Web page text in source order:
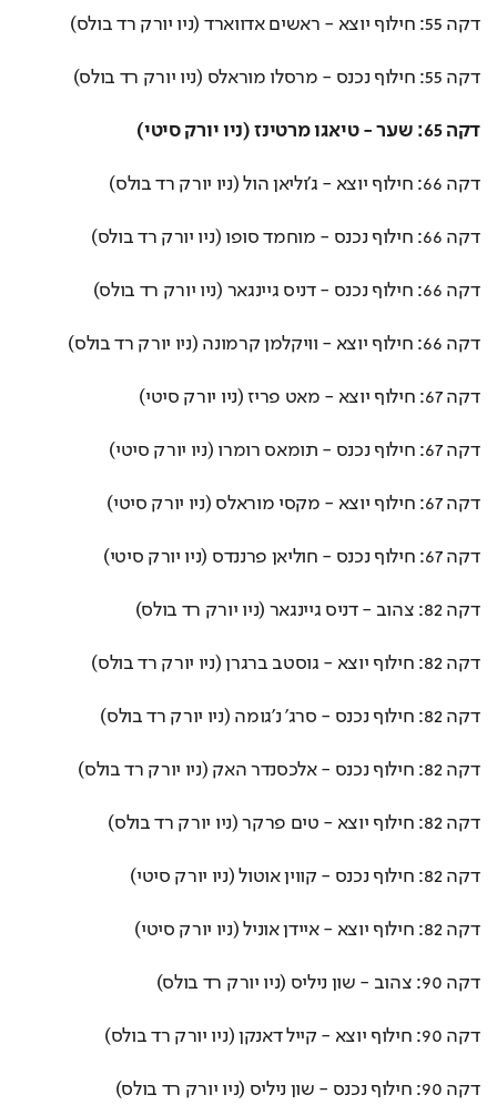
דקה 55: חילוף יוצא - ראשים אדווארד (ניו יורק רד בולס)
דקה 55: חילוף נכנס - מרסלו מוראלס (ניו יורק רד בולס)
דקה 65: שער - טיאגו מרטינז (ניו יורק סיטי)
דקה 66: חילוף יוצא - ג'וליאן הול (ניו יורק רד בולס)
דקה 66: חילוף נכנס - מוחמד סופו (ניו יורק רד בולס)
דקה 66: חילוף נכנס - דניס גיינגאר (ניו יורק רד בולס)
דקה 66: חילוף יוצא - וויקלמן קרמונה (ניו יורק רד בולס)
דקה 67: חילוף יוצא - מאט פריז (ניו יורק סיטי)
דקה 67: חילוף נכנס - תומאס רומרו (ניו יורק סיטי)
דקה 67: חילוף יוצא - מקסי מוראלס (ניו יורק סיטי)
דקה 67: חילוף נכנס - חוליאן פרננדס (ניו יורק סיטי)
דקה 82: צהוב - דניס גיינגאר (ניו יורק רד בולס)
דקה 82: חילוף יוצא - גוסטב ברגרן (ניו יורק רד בולס)
דקה 82: חילוף נכנס - סרג' נ'גומה (ניו יורק רד בולס)
דקה 82: חילוף נכנס - אלכסנדר האק (ניו יורק רד בולס)
דקה 82: חילוף יוצא - טים פרקר (ניו יורק רד בולס)
דקה 82: חילוף נכנס - קווין אוטול (ניו יורק סיטי)
דקה 82: חילוף יוצא - איידן אוניל (ניו יורק סיטי)
דקה 90: צהוב - שון ניליס (ניו יורק רד בולס)
דקה 90: חילוף יוצא - קייל דאנקן (ניו יורק רד בולס)
דקה 90: חילוף נכנס - שון ניליס (ניו יורק רד בולס)